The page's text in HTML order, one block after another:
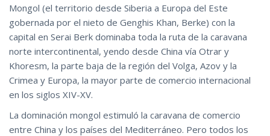
Mongol (el territorio desde Siberia a Europa del Este
gobernada por el nieto de Genghis Khan, Berke) con la
capital en Serai Berk dominaba toda la ruta de la caravana
norte intercontinental, yendo desde China vía Otrar y
Khoresm, la parte baja de la región del Volga, Azov y la
Crimea y Europa, la mayor parte de comercio internacional
en los siglos XIV-XV.
La dominación mongol estimuló la caravana de comercio
entre China y los países del Mediterráneo. Pero todos los